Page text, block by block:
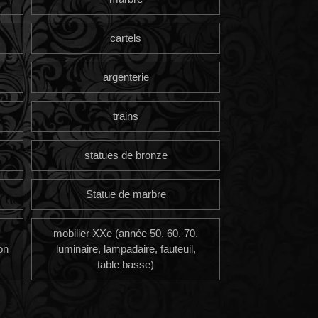
cartels
argenterie
trains
statues de bronze
Statue de marbre
mobilier XXe (année 50, 60, 70,
luminaire, lampadaire, fauteuil,
table basse)